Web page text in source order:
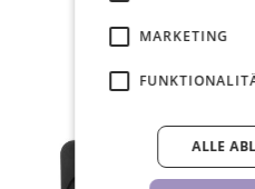
MARKETING
ALLE